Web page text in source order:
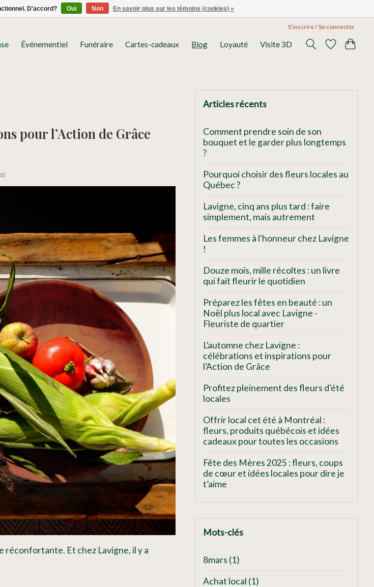
S’inscrire / Se connecter
Événementiel Funéraire Cartes-cadeaux Blog Loyauté Visite 3D
pour l’Action de Grâce
réconfortante. Et chez Lavigne, il y a
Articles récents
Comment prendre soin de son
bouquet et le garder plus longtemps
?
Pourquoi choisir des fleurs locales au
Québec ?
Lavigne, cinq ans plus tard : faire
simplement, mais autrement
Les femmes à l'honneur chez Lavigne
!
Douze mois, mille récoltes : un livre
qui fait fleurir le quotidien
Préparez les fêtes en beauté : un
Noël plus local avec Lavigne -
Fleuriste de quartier
L’automne chez Lavigne :
célébrations et inspirations pour
l’Action de Grâce
Profitez pleinement des fleurs d’été
locales
Offrir local cet été à Montréal :
fleurs, produits québécois et idées
cadeaux pour toutes les occasions
Fête des Mères 2025 : fleurs, coups
de cœur et idées locales pour dire je
t’aime
Mots-clés
8mars (1)
Achat local (1)
D'accord? Oui Non En savoir plus sur les témoins (cookies) »